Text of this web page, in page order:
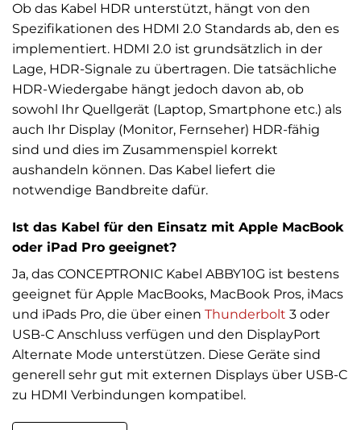
Ob das Kabel HDR unterstützt, hängt von den
Spezifikationen des HDMI 2.0 Standards ab, den es
implementiert. HDMI 2.0 ist grundsätzlich in der
Lage, HDR-Signale zu übertragen. Die tatsächliche
HDR-Wiedergabe hängt jedoch davon ab, ob
sowohl Ihr Quellgerät (Laptop, Smartphone etc.) als
auch Ihr Display (Monitor, Fernseher) HDR-fähig
sind und dies im Zusammenspiel korrekt
aushandeln können. Das Kabel liefert die
notwendige Bandbreite dafür.
Ist das Kabel für den Einsatz mit Apple MacBook
oder iPad Pro geeignet?
Ja, das CONCEPTRONIC Kabel ABBY10G ist bestens
geeignet für Apple MacBooks, MacBook Pros, iMacs
und iPads Pro, die über einen Thunderbolt 3 oder
USB-C Anschluss verfügen und den DisplayPort
Alternate Mode unterstützen. Diese Geräte sind
generell sehr gut mit externen Displays über USB-C
zu HDMI Verbindungen kompatibel.